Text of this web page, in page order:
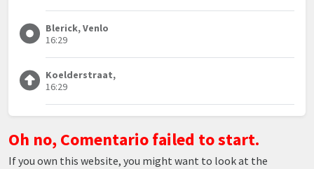
Blerick, Venlo
16:29
Koelderstraat,
16:29
Oh no, Comentario failed to start.
If you own this website, you might want to look at the